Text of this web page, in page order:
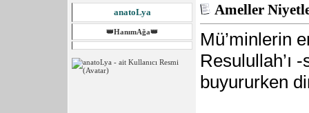
anatoLya
👑HanımAğa👑
Ameller
Mü’minlerin
Resulullah’ı
buyururken